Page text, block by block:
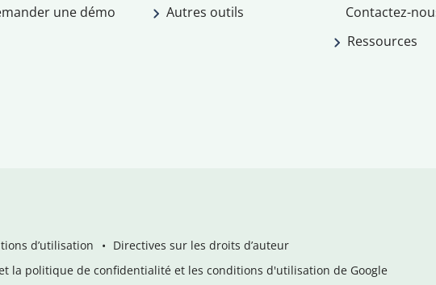
une démo
Autres outils
Contactez-
Ressources
d’utilisation
Directives sur les droits d’auteur
et la politique de confidentialité et les conditions d'utilisation de Google